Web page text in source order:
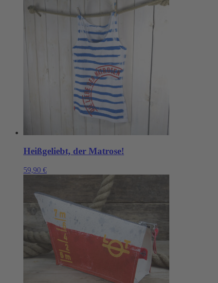
Heißgeliebt, der Matrose!
59,90 €